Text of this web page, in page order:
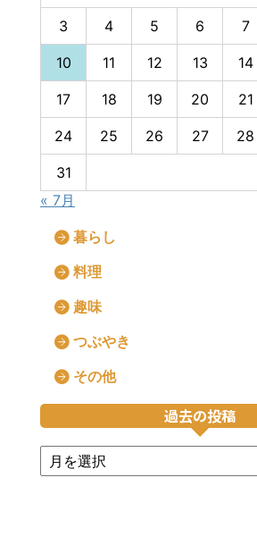
3 4 5 6 7
10 11 12 13 14
17 18 19 20 21
24 25 26 27 28
31
« 7月
暮らし
料理
趣味
つぶやき
その他
過去の投稿